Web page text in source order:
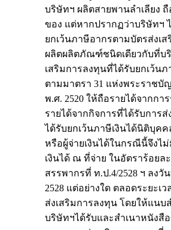
บริษัทฯ ผลิตสายพานลำเลียง ถื
ของ แต่หากปรากฏว่าบริษัทฯ
ยกเว้นภาษีอากรตามบัตรส่งเ
ผลิตผลิตภัณฑ์ชนิดเดียวกับที่บ
เสริมการลงทุนที่ได้รับยกเว้น
ตามมาตรา 31 แห่งพระราชบั
พ.ศ. 2520 ให้ถือรายได้จากกา
รายได้จากกิจการที่ได้รับการส่
ได้รับยกเว้นภาษีเงินได้นิติบุค
หรือผู้จ่ายเงินได้ในกรณีนี้จึงไ
เงินได้ ณ ที่จ่าย ในอัตราร้อยล
สรรพากรที่ ท.ป.4/2528 ฯ ลงวั
2528 แต่อย่างใด ตลอดระยะเ
ส่งเสริมการลงทุน โดยให้แนบ
บริษัทฯได้รับและสำเนาหนังสื